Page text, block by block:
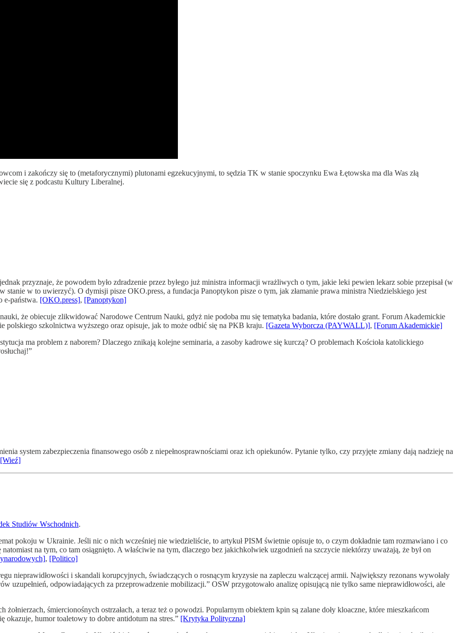
i zakończy się to (metaforycznymi) plutonami egzekucyjnymi, to sędzia TK w stanie spoczynku Ewa Łętowska ma dla Was złą
się z podcastu Kultury Liberalnej.
przyznaje, że powodem było zdradzenie przez byłego już ministra informacji wrażliwych o tym, jakie leki pewien lekarz sobie przepisał (w
stanie w to uwierzyć). O dymisji pisze OKO.press, a fundacja Panoptykon pisze o tym, jak złamanie prawa ministra Niedzielskiego jest
e-państwa. [OKO.press], [Panoptykon]
że obiecuje zlikwidować Narodowe Centrum Nauki, gdyż nie podoba mu się tematyka badania, które dostało grant. Forum Akademickie
polskiego szkolnictwa wyższego oraz opisuje, jak to może odbić się na PKB kraju. [Gazeta Wyborcza (PAYWALL)], [Forum Akademickie]
ma problem z naborem? Dlaczego znikają kolejne seminaria, a zasoby kadrowe się kurczą? O problemach Kościoła katolickiego
system zabezpieczenia finansowego osób z niepełnosprawnościami oraz ich opiekunów. Pytanie tylko, czy przyjęte zmiany dają nadzieję na
[Wieź]
Studiów Wschodnich.
pokoju w Ukrainie. Jeśli nic o nich wcześniej nie wiedzieliście, to artykuł PISM świetnie opisuje to, o czym dokładnie tam rozmawiano i co
na tym, co tam osiągnięto. A właściwie na tym, dlaczego bez jakichkolwiek uzgodnień na szczycie niektórzy uważają, że był on
, [Politico]
nieprawidłowości i skandali korupcyjnych, świadczących o rosnącym kryzysie na zapleczu walczącej armii. Największy rezonans wywołały
uzupełnień, odpowiadających za przeprowadzenie mobilizacji.” OSW przygotowało analizę opisującą nie tylko same nieprawidłowości, ale
śmiercionośnych ostrzałach, a teraz też o powodzi. Popularnym obiektem kpin są zalane doły kloaczne, które mieszkańcom
okazuje, humor toaletowy to dobre antidotum na stres.” [Krytyka Polityczna]